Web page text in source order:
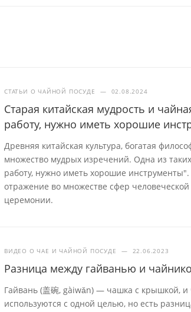
СТАТЬИ О ЧАЙНОЙ ПОСУДЕ — 02.08.2024
Старая китайская мудрость и
работу, нужно иметь хорошие
Древняя китайская культура, богатая
множество мудрых изречений. Одна из
работу, нужно иметь хорошие инструменты".
отражение во множестве сфер
церемонии.
ВИДЕО О ЧАЕ И ЧАЙНОЙ ПОСУДЕ — 22.06.2023
Разница между гайванью и
Гайвань (盖碗, gàiwǎn) — чашка с крышкой,
используются с одной целью, но есть